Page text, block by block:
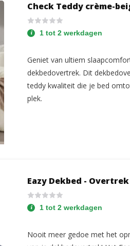
Check Teddy crème-
1 tot 2 werkdagen
Geniet van ultiem
dekbedovertrek. Dit
teddy kwaliteit die je bed
plek.
Eazy Dekbed -
1 tot 2 werkdagen
Nooit meer gedoe met het